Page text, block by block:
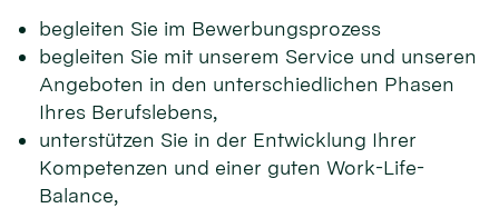
begleiten Sie im Bewerbungsprozess
begleiten Sie mit unserem Service und unseren
Angeboten in den unterschiedlichen Phasen
Ihres Berufslebens,
unterstützen Sie in der Entwicklung Ihrer
Kompetenzen und einer guten Work-Life-
Balance,